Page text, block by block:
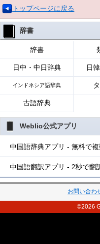
トップページに戻る
辞書
辞書
日中・中日辞典 日
インドネシア語辞典
古語辞典
Weblio公式アプリ
中国語辞典アプリ - 無料で
中国語翻訳アプリ - 2秒で翻
お問い合わ
©2026